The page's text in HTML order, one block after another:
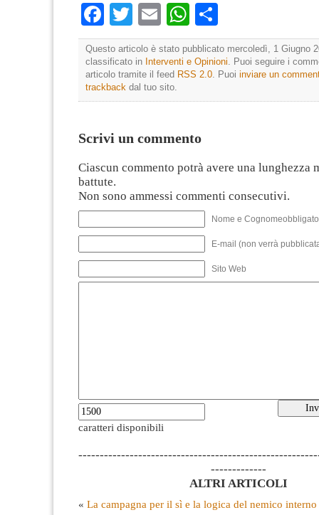
Facebook
Twitter
EmailWhatsApp
Questo articolo è stato pubblicato mercoledì, 1 Giugno
classificato in Interventi e Opinioni . Puoi seguire i
articolo tramite il feed RSS 2.0 . Puoi inviare un
trackback dal tuo sito.
Scrivi un commento
Ciascun commento potrà avere una lunghezza
battute.
Non sono ammessi commenti consecutivi.
Nome e
E-mail (non verrà
Sito Web
caratteri disponibili
-------------
ALTRI ARTICOLI
« La campagna per il sì e la logica del nemico interno